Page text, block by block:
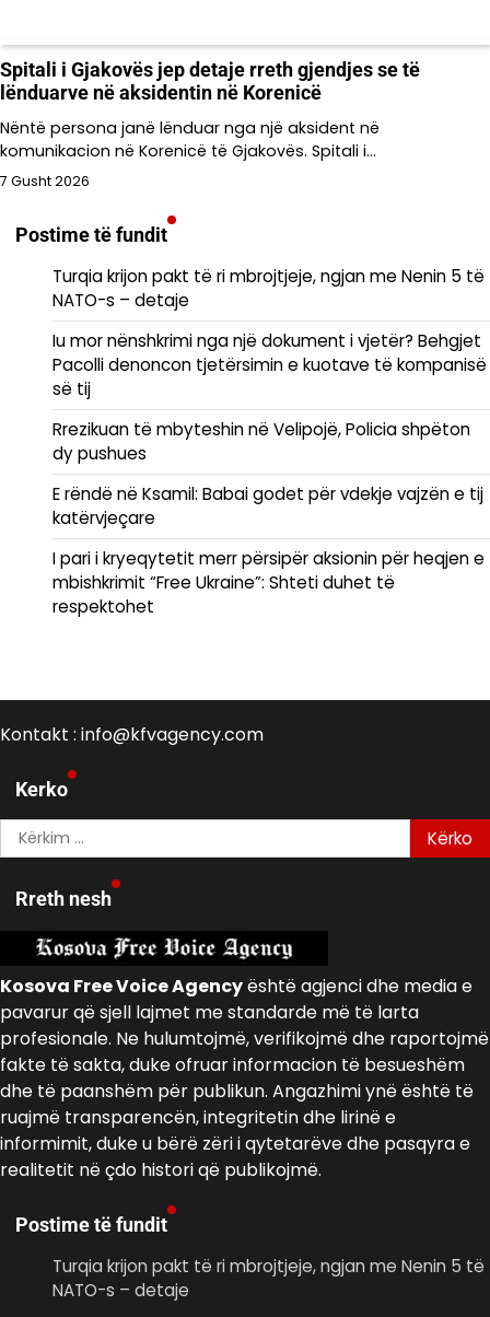
Spitali i Gjakovës jep detaje rreth gjendjes se të
lënduarve në aksidentin në Korenicë
Nëntë persona janë lënduar nga një aksident në
komunikacion në Korenicë të Gjakovës. Spitali i…
7 Gusht 2026
Postime të fundit
Turqia krijon pakt të ri mbrojtjeje, ngjan me Nenin 5 të
NATO-s – detaje
Iu mor nënshkrimi nga një dokument i vjetër? Behgjet
Pacolli denoncon tjetërsimin e kuotave të kompanisë
së tij
Rrezikuan të mbyteshin në Velipojë, Policia shpëton
dy pushues
E rëndë në Ksamil: Babai godet për vdekje vajzën e tij
katërvjeçare
I pari i kryeqytetit merr përsipër aksionin për heqjen e
mbishkrimit “Free Ukraine”: Shteti duhet të
respektohet
Kontakt : info@kfvagency.com
Kerko
Kërko
për:
Rreth nesh
Kosova Free Voice Agencyështë agjenci dhe media e
pavarur që sjell lajmet me standarde më të larta
profesionale. Ne hulumtojmë, verifikojmë dhe raportojmë
fakte të sakta, duke ofruar informacion të besueshëm
dhe të paanshëm për publikun. Angazhimi ynë është të
ruajmë transparencën, integritetin dhe lirinë e
informimit, duke u bërë zëri i qytetarëve dhe pasqyra e
realitetit në çdo histori që publikojmë.
Postime të fundit
Turqia krijon pakt të ri mbrojtjeje, ngjan me Nenin 5 të
NATO-s – detaje